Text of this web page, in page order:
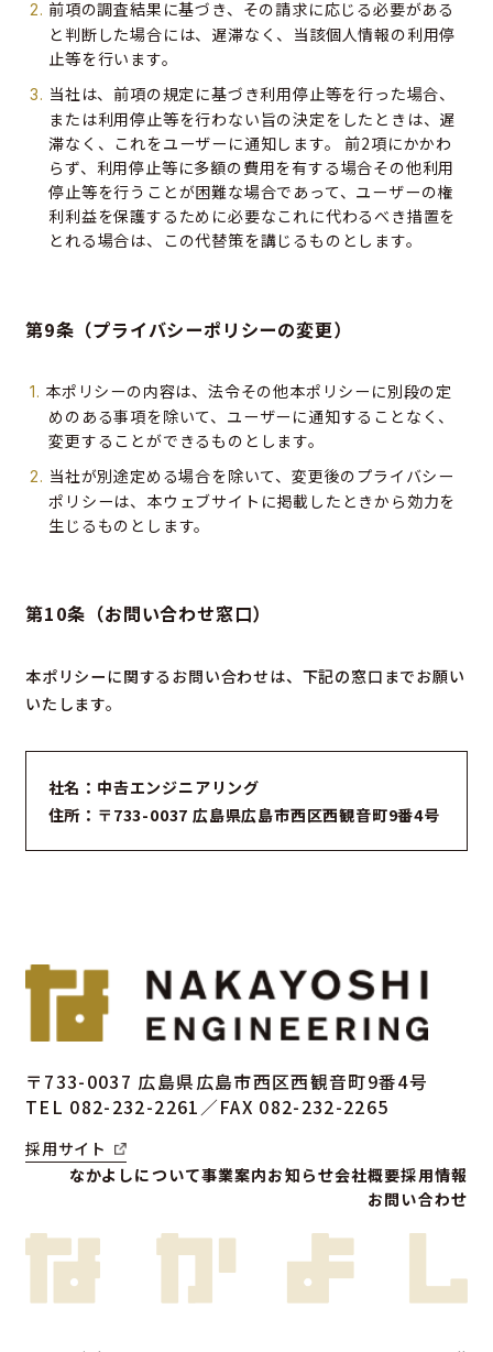
前項の調査結果に基づき、その請求に応じる必要がある
と判断した場合には、遅滞なく、当該個人情報の利用停
止等を行います。
当社は、前項の規定に基づき利用停止等を行った場合、
または利用停止等を行わない旨の決定をしたときは、遅
滞なく、これをユーザーに通知します。 前2項にかかわ
らず、利用停止等に多額の費用を有する場合その他利用
停止等を行うことが困難な場合であって、ユーザーの権
利利益を保護するために必要なこれに代わるべき措置を
とれる場合は、この代替策を講じるものとします。
第9条（プライバシーポリシーの変更）
本ポリシーの内容は、法令その他本ポリシーに別段の定
めのある事項を除いて、ユーザーに通知することなく、
変更することができるものとします。
当社が別途定める場合を除いて、変更後のプライバシー
ポリシーは、本ウェブサイトに掲載したときから効力を
生じるものとします。
第10条（お問い合わせ窓口）
本ポリシーに関するお問い合わせは、下記の窓口までお願い
いたします。
社名：中𠮷エンジニアリング
住所：〒733-0037 広島県広島市西区西観音町9番4号
〒733-0037 広島県広島市西区西観音町9番4号
TEL 082-232-2261／FAX 082-232-2265
採用サイト
なかよしについて事業案内お知らせ会社概要採用情報
お問い合わせ